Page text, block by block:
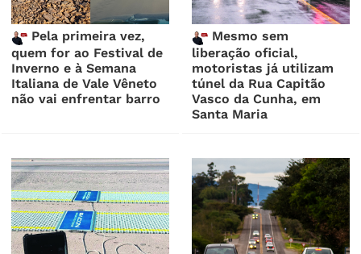
Pela primeira vez,
quem for ao Festival de
Inverno e à Semana
Italiana de Vale Vêneto
não vai enfrentar barro
Mesmo sem
liberação oficial,
motoristas já utilizam
túnel da Rua Capitão
Vasco da Cunha, em
Santa Maria